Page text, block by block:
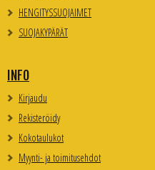
HENGITYSSUOJAIMET
SUOJAKYPÄRÄT
INFO
Kirjaudu
Rekisteröidy
Kokotaulukot
Myynti- ja toimitusehdot